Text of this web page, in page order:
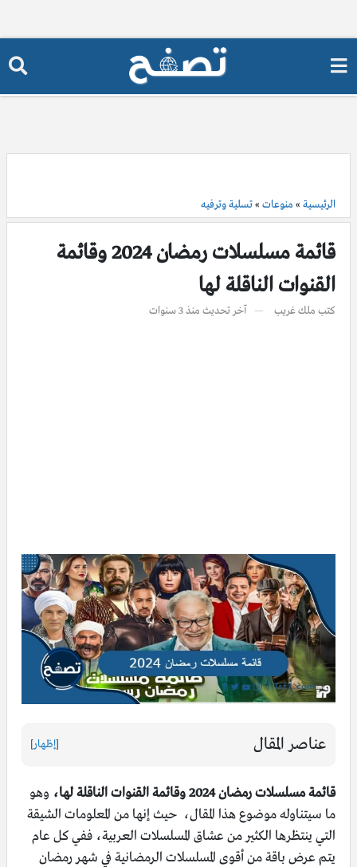
الرئيسية » منوعات »تسلية وترفيه
قائمة مسلسلات رمضان 2024 وقائمة
القنوات الناقلة لها
كتب ملك غريب آخر تحديث منذ 3 سنوات
عناصر المقال [إظهار]
قائمة مسلسلات رمضان 2024 وقائمة القنوات الناقلة لها،
وهو
ما سيتناوله موضوع هذا المقال، حيث إنها من المعلومات الشيقة
التي ينتظرها الكثير من عشاق المسلسلات العربية، ففي كل عام
يتم عرض باقة من أقوى المسلسلات الرمضانية في شهر رمضان